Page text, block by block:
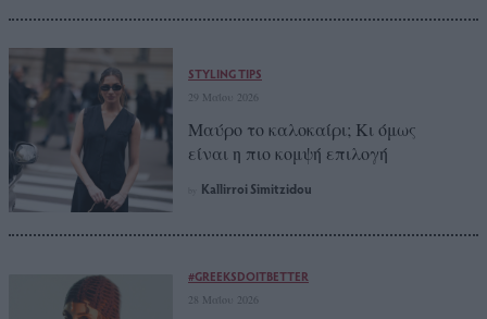
STYLING TIPS
29 Μαΐου 2026
Μαύρο το καλοκαίρι; Κι όμως
είναι η πιο κομψή επιλογή
Kallirroi Simitzidou
#GREEKSDOITBETTER
28 Μαΐου 2026